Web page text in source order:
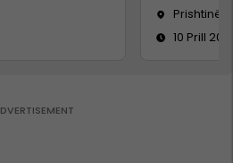
Prishtinë
10 Prill